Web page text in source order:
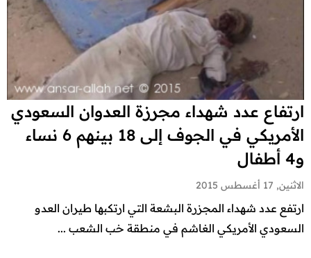
ارتفاع عدد شهداء مجرزة العدوان السعودي
الأمريكي في الجوف إلى 18 بينهم 6 نساء
و4 أطفال
الاثنين, 17 أغسطس 2015
ارتفع عدد شهداء المجزرة البشعة التي ارتكبها طيران العدو
السعودي الأمريكي الغاشم في منطقة خب الشعب ...